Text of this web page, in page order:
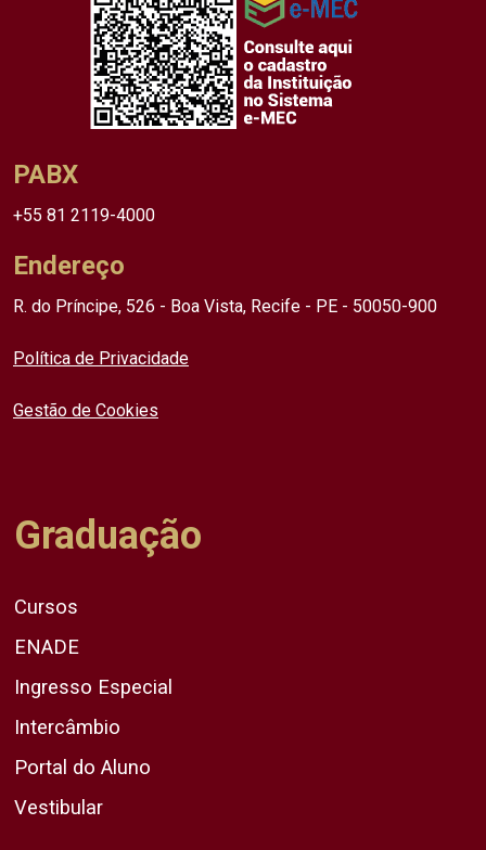
PABX
+55 81 2119-4000
Endereço
R. do Príncipe, 526 - Boa Vista, Recife - PE - 50050-900
Política de Privacidade
Gestão de Cookies
Graduação
Cursos
ENADE
Ingresso Especial
Intercâmbio
Portal do Aluno
Vestibular